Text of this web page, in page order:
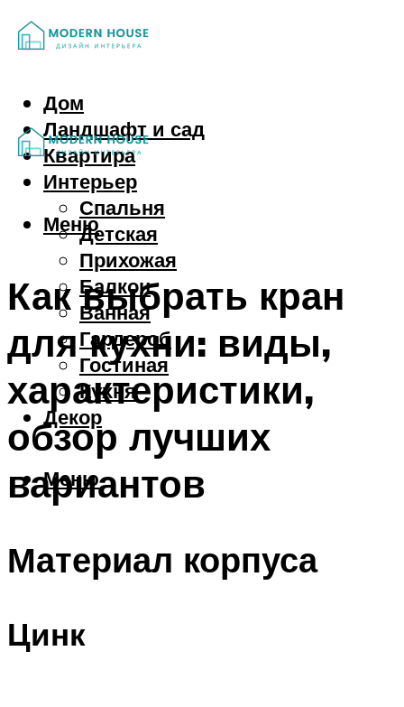
Дом
Ландшафт и сад
Квартира
Интерьер
Спальня
Детская
Прихожая
Балкон
Ванная
Гардероб
Гостиная
Кухня
Декор
Меню
Меню
Как выбрать кран
для кухни: виды,
характеристики,
обзор лучших
вариантов
Материал корпуса
Цинк